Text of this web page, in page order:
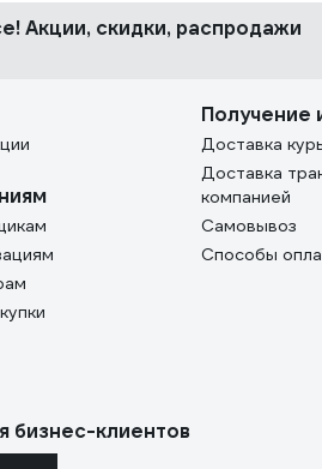
Акции, скидки, распродажи
Получение
Доставка
Доставка
компанией
Самовывоз
Способы
бизнес-клиентов